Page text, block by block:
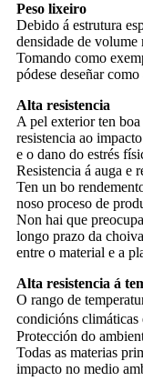
Peso lixeiro
Debido á estrutura
densidade de volume
Tomando como
pódese deseñar
Alta resistencia
A pel exterior ten
resistencia ao
e o dano do estrés
Resistencia á auga e
Ten un bo
noso proceso de
Non hai que
longo prazo da
entre o material e a
Alta resistencia á
O rango de
condicións
Protección do
Todas as materias
impacto no medio